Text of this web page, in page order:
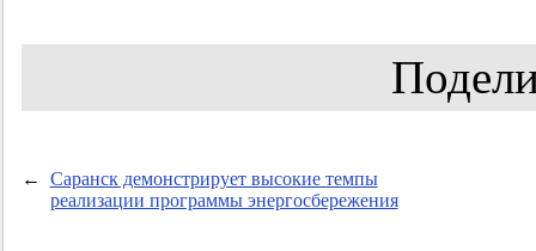
←
Саранск демонстрирует высокие темпы
реализации программы энергосбережения